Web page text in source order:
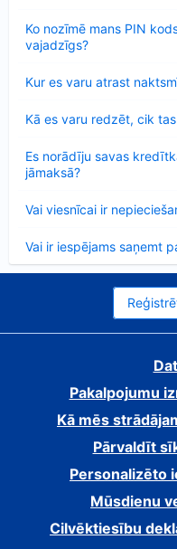
Ko nozīmē mans PIN
vajadzīgs?
Kur es varu atrast
Kā es varu redzēt, cik
Es norādīju savas
jāmaksā?
Vai viesnīcai ir
Vai ir iespējams saņemt
Pakalpojumu
Kā mēs
Pārvaldīt
Personalizēto
Mūsdienu
Cilvēktiesību